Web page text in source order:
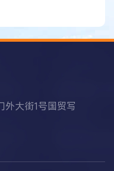
外大街1号国贸写